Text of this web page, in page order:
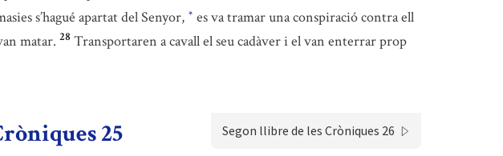
s’hagué apartat del Senyor, * es va tramar una conspiració contra ell
matar. 28 Transportaren a cavall el seu cadàver i el van enterrar prop
25 Segon llibre de les Cròniques 26